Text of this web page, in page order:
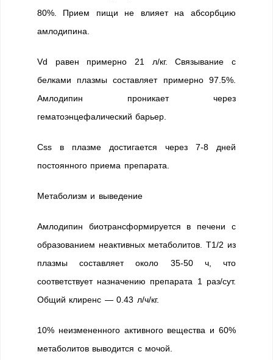
80%. Прием пищи не влияет на абсорбцию
амлодипина.
Vd равен примерно 21 л/кг. Связывание с
белками плазмы составляет примерно 97.5%.
Амлодипин проникает через
гематоэнцефалический барьер.
Css в плазме достигается через 7-8 дней
постоянного приема препарата.
Метаболизм и выведение
Амлодипин биотрансформируется в печени с
образованием неактивных метаболитов. T1/2 из
плазмы составляет около 35-50 ч, что
соответствует назначению препарата 1 раз/сут.
Общий клиренс — 0.43 л/ч/кг.
10% неизмененного активного вещества и 60%
метаболитов выводится с мочой.